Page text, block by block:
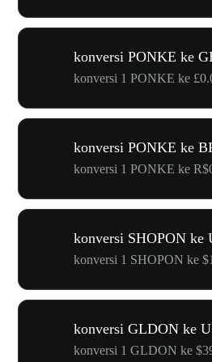
konversi PONKE ke
konversi 1 PONKE ke
konversi PONKE ke
konversi 1 PONKE ke
konversi SHOPON ke
konversi 1 SHOPON ke
konversi GLDON ke
konversi 1 GLDON ke